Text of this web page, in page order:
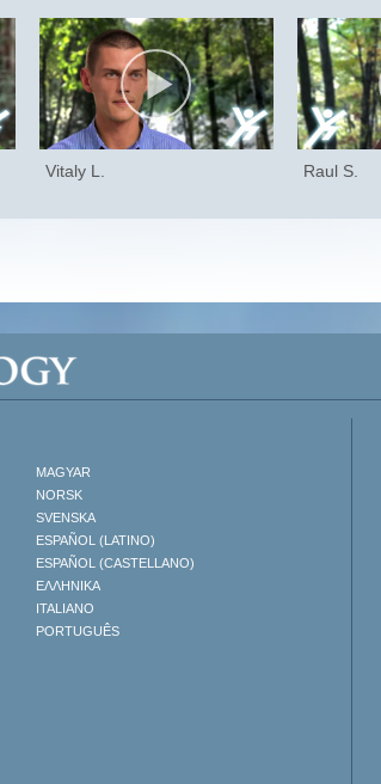
Vitaly L. Raul S.
MAGYAR
NORSK
SVENSKA
ESPAÑOL (LATINO)
ESPAÑOL (CASTELLANO)
ΕΛΛΗΝΙΚA
ITALIANO
PORTUGUÊS